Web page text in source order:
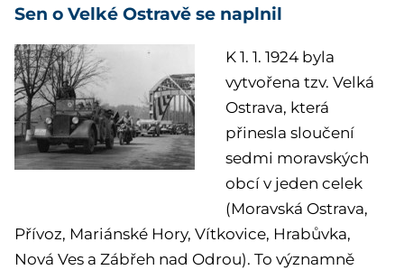
Sen o Velké Ostravě se naplnil
K 1. 1. 1924 byla
vytvořena tzv. Velká
Ostrava, která
přinesla sloučení
sedmi moravských
obcí v jeden celek
(Moravská Ostrava,
Přívoz, Mariánské Hory, Vítkovice, Hrabůvka,
Nová Ves a Zábřeh nad Odrou). To významně